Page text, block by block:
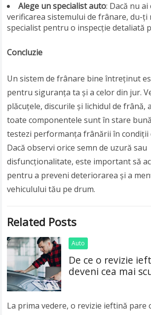
Alege un specialist auto: Dacă nu
verificarea sistemului de frânare, du-ți
specialist pentru o inspecție detaliată
Concluzie
Un sistem de frânare bine întreținut
pentru siguranța ta și a celor din jur.
plăcuțele, discurile și lichidul de frână,
toate componentele sunt în stare
testezi performanța frânării în condiții
Dacă observi orice semn de uzură sau
disfuncționalitate, este important să
pentru a preveni deteriorarea și a
vehiculului tău pe drum.
Related Posts
Auto
De ce o revizie
deveni cea mai
La prima vedere, o revizie ieftină pare